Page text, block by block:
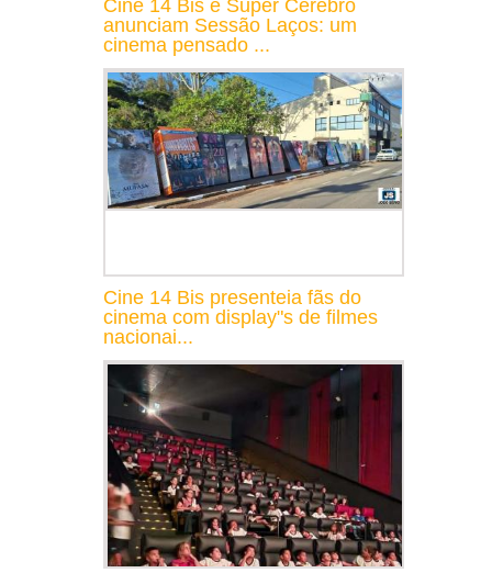
Cine 14 Bis e Super Cérebro
anunciam Sessão Laços: um
cinema pensado ...
Cine 14 Bis presenteia fãs do
cinema com display"s de filmes
nacionai...